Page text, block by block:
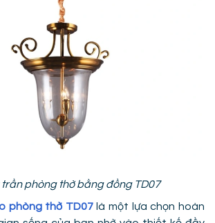
phòng thờ bằng đồng TD07
phòng thờ TD07là một lựa chọn hoàn